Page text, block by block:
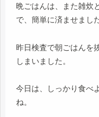
晩ごはんは、また雑炊
で、簡単に済ませまし
昨日検査で朝ごはんを
しまいました。
今日は、しっかり食べ
ね。